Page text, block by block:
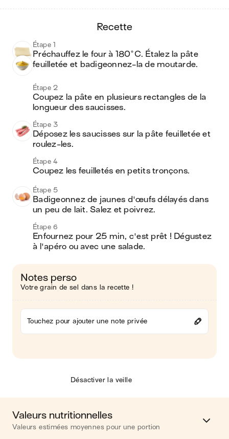
recette
Étape 1
Préchauffez le four à 180°C. Étalez la pâte
feuilletée et badigeonnez-la de moutarde.
Étape 2
Coupez la pâte en plusieurs rectangles de la
longueur des saucisses.
Étape 3
Déposez les saucisses sur la pâte feuilletée et
roulez-les.
Étape 4
Coupez les feuilletés en petits tronçons.
Étape 5
Badigeonnez de jaunes d'œufs délayés dans
un peu de lait. Salez et poivrez.
Étape 6
Enfournez pour 25 min, c'est prêt ! Dégustez
à l'apéro ou avec une salade.
Notes perso
Votre grain de sel dans la recette !
Touchez pour ajouter une note privée
Désactiver la veille
Valeurs nutritionnelles
Valeurs estimées moyennes pour une portion